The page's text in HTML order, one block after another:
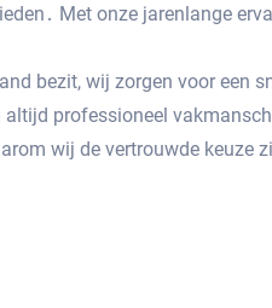
Met onze jarenlange
bezit, wij zorgen voor een
professioneel
wij de vertrouwde keuze